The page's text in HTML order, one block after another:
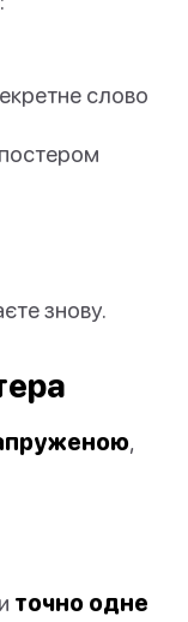
слово
знову.
,
точно одне